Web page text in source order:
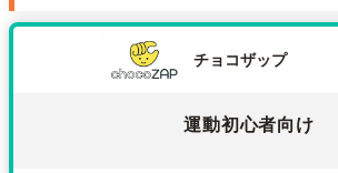
チョコザップ
運動初心者向け